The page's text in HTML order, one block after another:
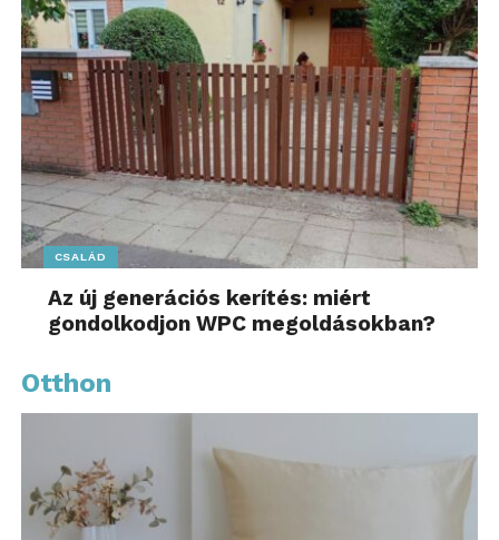
CSALÁD
Az új generációs kerítés: miért
gondolkodjon WPC megoldásokban?
Otthon